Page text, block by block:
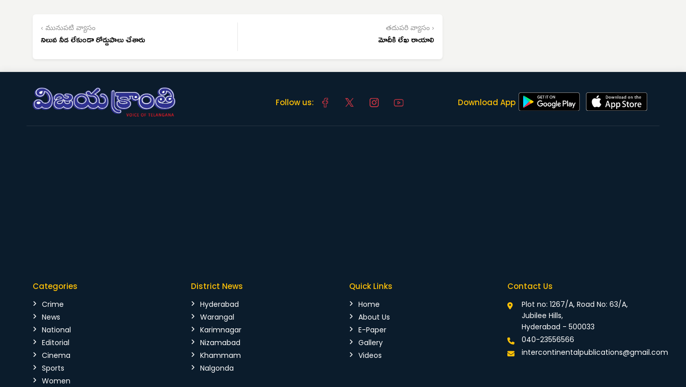
‹ మునుపటి వ్యాసం
నిలువ నీడ లేకుండా రోడ్డుపాలు చేశారు
తదుపరి వ్యాసం ›
మోదీకి లేఖ రాయాలి
Follow us: Download App
Categories
Crime
News
National
Editorial
Cinema
Sports
Women
District News
Hyderabad
Warangal
Karimnagar
Nizamabad
Khammam
Nalgonda
Quick Links
Home
About Us
E-Paper
Gallery
Videos
Contact Us
Plot no: 1267/A, Road No: 63/A,
Jubilee Hills,
Hyderabad - 500033
040-23556566
intercontinentalpublications@gmail.com